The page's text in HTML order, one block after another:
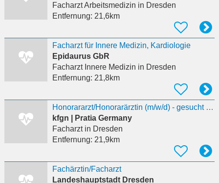
Facharzt Arbeitsmedizin in Dresden
Entfernung: 21,6km
Facharzt für Innere Medizin, Kardiologie
Epidaurus GbR
Facharzt Innere Medizin in Dresden
Entfernung: 21,8km
Honorararzt/Honorarärztin (m/w/d) - gesucht für Klinische Forschung Dresden
kfgn | Pratia Germany
Facharztin Dresden
Entfernung: 21,9km
Fachärztin/Facharzt
Landeshauptstadt Dresden